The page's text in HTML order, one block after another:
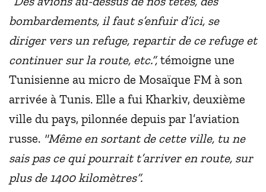
bombardements, il faut s’enfuir d’ici, se
diriger vers un refuge, repartir de ce refuge et
continuer sur la route, etc.”, témoigne une
Tunisienne au micro de Mosaïque FM à son
arrivée à Tunis. Elle a fui Kharkiv, deuxième
ville du pays, pilonnée depuis par l’aviation
russe. "Même en sortant de cette ville, tu ne
sais pas ce qui pourrait t’arriver en route, sur
plus de 1400 kilomètres”.